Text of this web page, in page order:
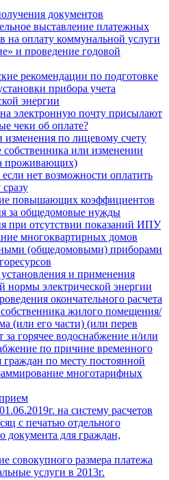
документов
выставление платежных
на оплату коммунальной услуги
и проведение годовой
рекомендации по подготовке
прибора учета
энергии
электронную почту присылают
чеки об оплате?
изменения по лицевому счету
собственника или изменении
проживающих)
если нет возможности оплатить
повышающих коэффициентов
за общедомовые нужды
при отсутствии показаний ИПУ
многоквартирных домов
(общедомовыми) приборами
и применения
нормы электрической энергии
окончательного расчета
жилого помещения/
(или его части) (или перев
за горячее водоснабжение и/или
по причине временного
граждан по месту постоянной
многотарифных
на систему расчетов
с печатью отдельного
документа для граждан,
совокупного размера платежа
услуги в 2013г.